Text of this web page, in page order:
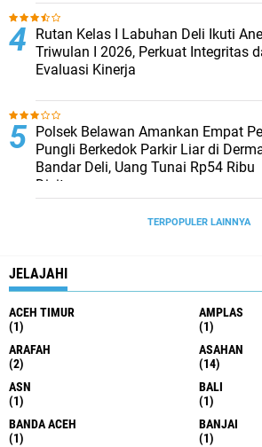
Rutan Kelas I Labuhan Deli Ikuti
Triwulan I 2026, Perkuat Integritas
Evaluasi Kinerja
Polsek Belawan Amankan Empat
Pungli Berkedok Parkir Liar di
Bandar Deli, Uang Tunai Rp54 Ribu
Disita
TERPOPULER LAINNYA
JELAJAHI
ACEH TIMUR
(1)
AMPLAS
(1)
ARAFAH
(2)
ASAHAN
(14)
ASN
(1)
BALI
(1)
BANDA ACEH
(1)
BANJAI
(1)